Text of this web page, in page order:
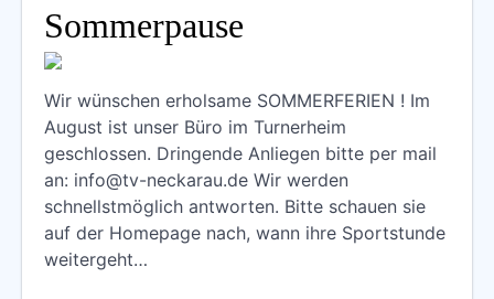
Krabbel- / Elternkindturnen Aktuelles (2)
Kunstturnen Aktuelles (32)
Sportabzeichen Aktuelles (9)
Walking Aktuelles (8)
Sommerpause
Wir wünschen erholsame SOMMERFERIEN ! Im
August ist unser Büro im Turnerheim
geschlossen. Dringende Anliegen bitte per mail
an: info@tv-neckarau.de Wir werden
schnellstmöglich antworten. Bitte schauen sie
auf der Homepage nach, wann ihre Sportstunde
weitergeht…